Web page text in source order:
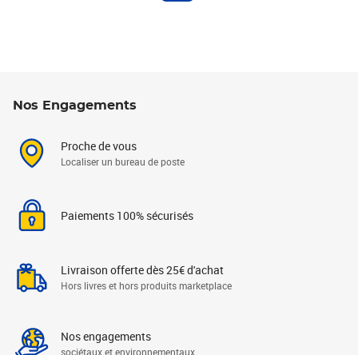
Nos Engagements
Proche de vous
Localiser un bureau de poste
Paiements 100% sécurisés
Livraison offerte dès 25€ d'achat
Hors livres et hors produits marketplace
Nos engagements
sociétaux et environnementaux